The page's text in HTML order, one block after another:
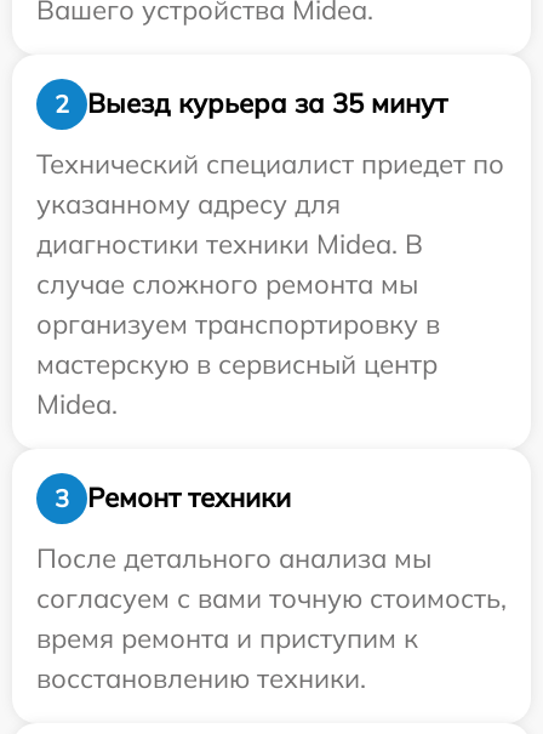
Вашего устройства Midea.
2
Выезд курьера за 35 минут
Технический специалист приедет по
указанному адресу для
диагностики техники Midea. В
случае сложного ремонта мы
организуем транспортировку в
мастерскую в сервисный центр
Midea.
3
Ремонт техники
После детального анализа мы
согласуем с вами точную стоимость,
время ремонта и приступим к
восстановлению техники.